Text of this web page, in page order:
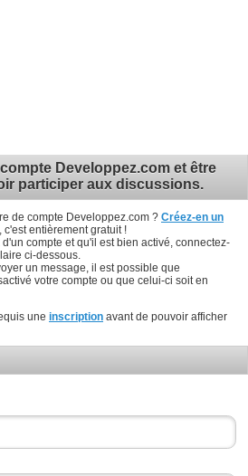
Developpez.com et être
participer aux discussions.
de compte Developpez.com ? Créez-en un
, c'est entièrement gratuit !
compte et qu'il est bien activé, connectez-
ci-dessous.
un message, il est possible que
votre compte ou que celui-ci soit en
une inscription avant de pouvoir afficher